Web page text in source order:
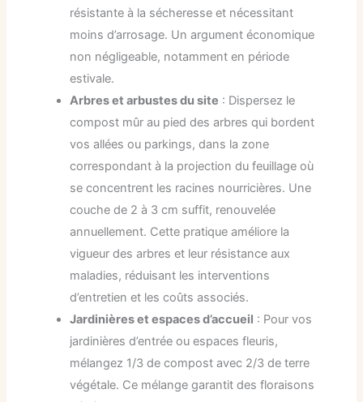
résistante à la sécheresse et nécessitant
moins d’arrosage. Un argument économique
non négligeable, notamment en période
estivale.
Arbres et arbustes du site : Dispersez le
compost mûr au pied des arbres qui bordent
vos allées ou parkings, dans la zone
correspondant à la projection du feuillage où
se concentrent les racines nourricières. Une
couche de 2 à 3 cm suffit, renouvelée
annuellement. Cette pratique améliore la
vigueur des arbres et leur résistance aux
maladies, réduisant les interventions
d’entretien et les coûts associés.
Jardinières et espaces d’accueil : Pour vos
jardinières d’entrée ou espaces fleuris,
mélangez 1/3 de compost avec 2/3 de terre
végétale. Ce mélange garantit des floraisons